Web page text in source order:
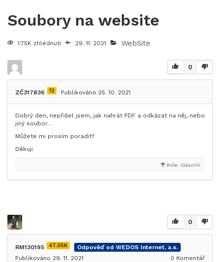
Soubory na website
1.75K zhlédnutí 29. 11. 2021 WebSite
0
ZČ317836 12 Publikováno 25. 10. 2021
Dobrý den, nepřišel jsem, jak nahrát PDF a odkázat na něj, nebo
jiný soubor…
Můžete mi prosím poradit?
Děkuji
Role: Zákazník
0
RM130195 47.05K
Odpověď od WEDOS Internet, a.s.
Publikováno 29. 11. 2021
0 Komentář